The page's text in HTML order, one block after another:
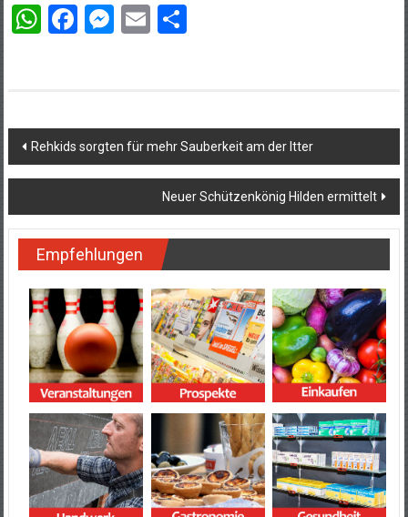
WhatsApp
Facebook
Messenger
EmailTeilen
Beitragsnavigation
Rehkids sorgten für mehr Sauberkeit am der Itter
Neuer Schützenkönig Hilden ermittelt
Empfehlungen